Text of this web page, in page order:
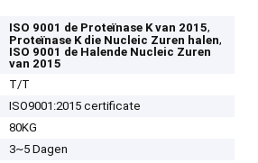
ISO 9001 de Proteïnase K van 2015,
Proteïnase K die Nucleic Zuren halen,
ISO 9001 de Halende Nucleic Zuren
van 2015
T/T
ISO9001:2015 certificate
80KG
3~5 Dagen